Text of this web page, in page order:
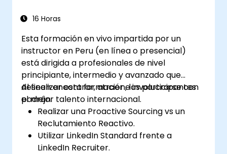
16 Horas
Esta formación en vivo impartida por un
instructor en Peru (en línea o presencial)
está dirigida a profesionales de nivel
principiante, intermedio y avanzado que
deseen encontrar, atraer e involucrarse con
el mejor talento internacional.
Al finalizar esta formación, los participantes
podrán:
Realizar una Proactive Sourcing vs un
Reclutamiento Reactivo.
Utilizar LinkedIn Standard frente a
LinkedIn Recruiter.